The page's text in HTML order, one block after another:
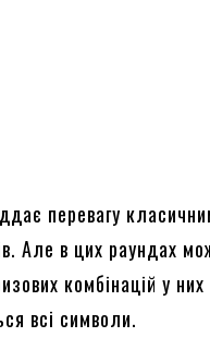
перевагу
Але в цих раундах
комбінацій у них
всі символи.